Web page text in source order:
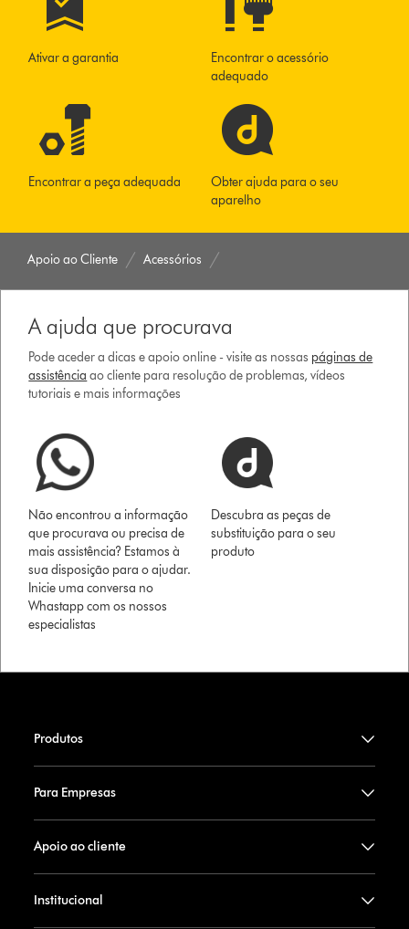
Ativar a garantia
Encontrar o acessório
adequado
Encontrar a peça adequada
Obter ajuda para o seu
aparelho
Apoio ao Cliente Acessórios
A ajuda que procurava
Pode aceder a dicas e apoio online - visite as nossas páginas de
assistência ao cliente para resolução de problemas, vídeos
tutoriais e mais informações
Não encontrou a informação
que procurava ou precisa de
mais assistência? Estamos à
sua disposição para o ajudar.
Inicie uma conversa no
Whastapp com os nossos
especialistas
Descubra as peças de
substituição para o seu
produto
Produtos
Para Empresas
Apoio ao cliente
Institucional